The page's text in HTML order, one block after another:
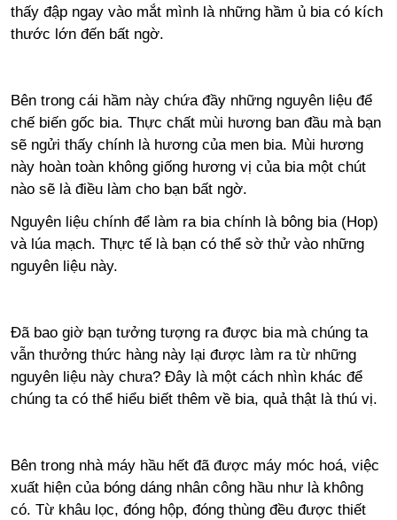
thấy đập ngay vào mắt mình là những hầm ủ bia có kích
thước lớn đến bất ngờ.
Bên trong cái hầm này chứa đầy những nguyên liệu để
chế biến gốc bia. Thực chất mùi hương ban đầu mà bạn
sẽ ngửi thấy chính là hương của men bia. Mùi hương
này hoàn toàn không giống hương vị của bia một chút
nào sẽ là điều làm cho bạn bất ngờ.
Nguyên liệu chính để làm ra bia chính là bông bia (Hop)
và lúa mạch. Thực tế là bạn có thể sờ thử vào những
nguyên liệu này.
Đã bao giờ bạn tưởng tượng ra được bia mà chúng ta
vẫn thưởng thức hàng này lại được làm ra từ những
nguyên liệu này chưa? Đây là một cách nhìn khác để
chúng ta có thể hiểu biết thêm về bia, quả thật là thú vị.
Bên trong nhà máy hầu hết đã được máy móc hoá, việc
xuất hiện của bóng dáng nhân công hầu như là không
có. Từ khâu lọc, đóng hộp, đóng thùng đều được thiết